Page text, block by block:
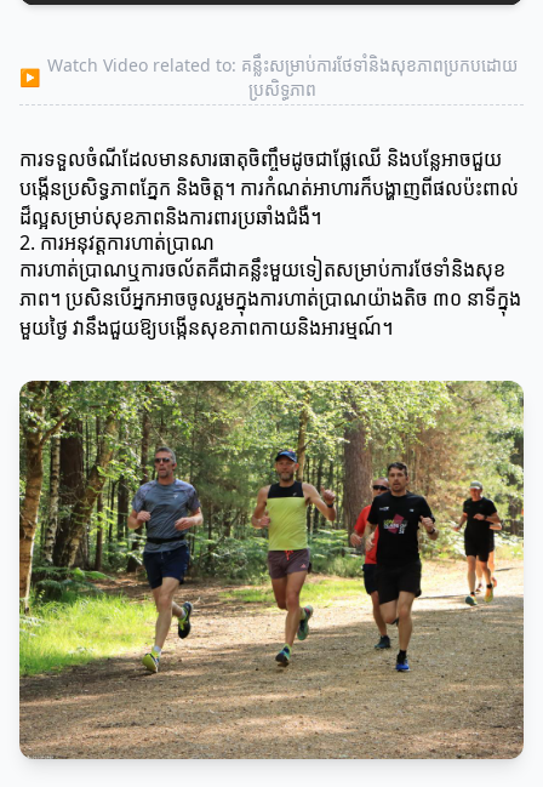
▶
Watch Video related to: គន្លឹះសម្រាប់ការថែទាំនិងសុខភាពប្រកបដោយ
ប្រសិទ្ធភាព
ការទទួលចំណីដែលមានសារធាតុចិញ្ចឹមដូចជាផ្លែឈើ និងបន្លែអាចជួយ
បង្កើនប្រសិទ្ធភាពភ្នែក និងចិត្ត។ ការកំណត់អាហារក៏បង្ហាញពីផលប៉ះពាល់
ដ៏ល្អសម្រាប់សុខភាពនិងការពារប្រឆាំងជំងឺ។
2. ការអនុវត្តការហាត់ប្រាណ
ការហាត់ប្រាណឬការចល័តគឺជាគន្លឹះមួយទៀតសម្រាប់ការថែទាំនិងសុខ
ភាព។ ប្រសិនបើអ្នកអាចចូលរួមក្នុងការហាត់ប្រាណយ៉ាងតិច ៣០ នាទីក្នុង
មួយថ្ងៃ វានឹងជួយឱ្យបង្កើនសុខភាពកាយនិងអារម្មណ៍។